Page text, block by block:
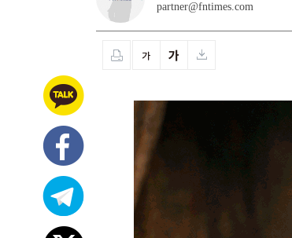
partner@fntimes.com